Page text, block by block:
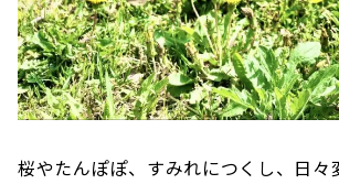
桜やたんぽぽ、すみれにつくし、日々